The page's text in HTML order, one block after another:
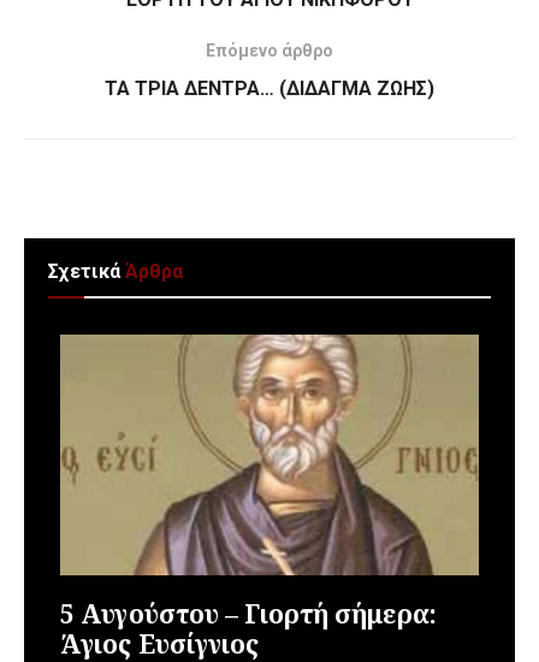
Επόμενο άρθρο
ΤΑ ΤΡΙΑ ΔΕΝΤΡΑ… (ΔΙΔΑΓΜΑ ΖΩΗΣ)
ΣχετικάΆρθρα
5 Αυγούστου – Γιορτή σήμερα:
Άγιος Ευσίγνιος